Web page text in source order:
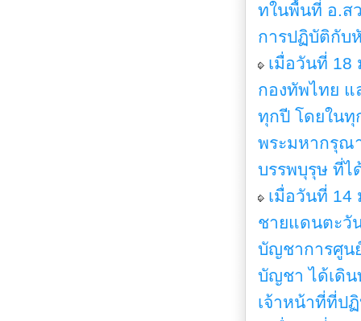
ทในพื้นที่ อ.ส
การปฏิบัติกับ
เมื่อวันที่ 18
กองทัพไทย แ
ทุกปี โดยในทุ
พระมหากรุณ
บรรพบุรุษ ที่ไ
เมื่อวันที่ 14
ชายแดนตะวั
บัญชาการศูน
บัญชา ได้เดิน
เจ้าหน้าที่ที่ป